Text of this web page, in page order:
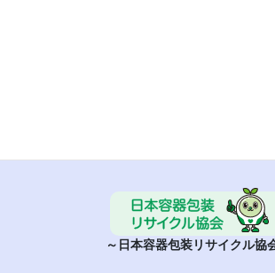
～日本容器包装リサイクル協